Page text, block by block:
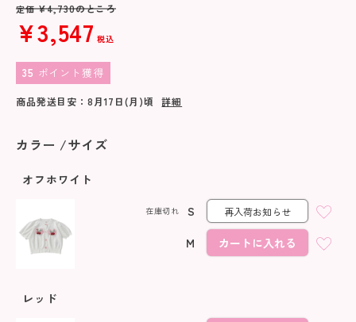
定価 ¥4,730のところ
¥3,547 税込
35 ポイント獲得
商品発送目安： 8月17日(月)頃 詳細
カラー サイズ
オフホワイト
S
在庫切れ 再入荷お知らせ
M カートに入れる
レッド